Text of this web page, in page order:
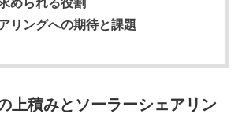
められる役割
リングへの期待と課題
上積みとソーラーシェアリン